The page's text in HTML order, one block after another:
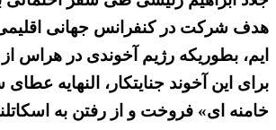
هدف شرکت در کنفرانس جهانی
ایم، بطوریکه رژیم آخوندی در هراس
برای این آخوند جنایتکار، النهایه
خامنه ای» فروخت و از رفتن به